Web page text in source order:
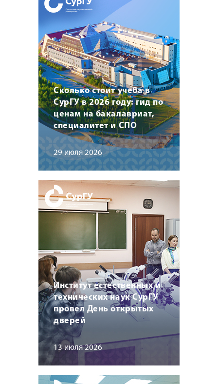
Сколько стоит учеба в
СурГУ в 2026 году: гид по
ценам на бакалавриат,
специалитет и СПО
29 июля 2026
Институт естественных и
технических наук СурГУ
провел День открытых
дверей
13 июля 2026